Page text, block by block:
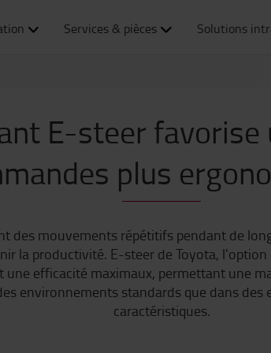
Services & pièces Solutions
E-steer
plus
des mouvements répétitifs pendant de
la productivité. E-steer de Toyota,
efficacité maximaux, permettant une
environnements standards que dans
caractéristiques.